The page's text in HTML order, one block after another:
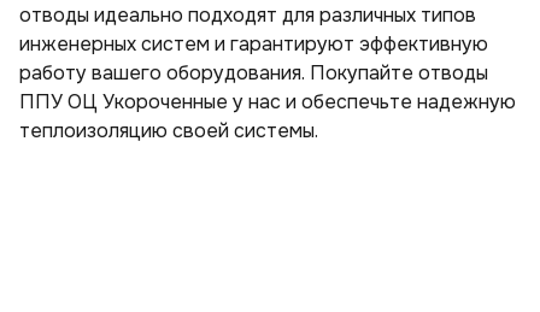
отводы идеально подходят для различных типов
инженерных систем и гарантируют эффективную
работу вашего оборудования. Покупайте отводы
ППУ ОЦ Укороченные у нас и обеспечьте надежную
теплоизоляцию своей системы.